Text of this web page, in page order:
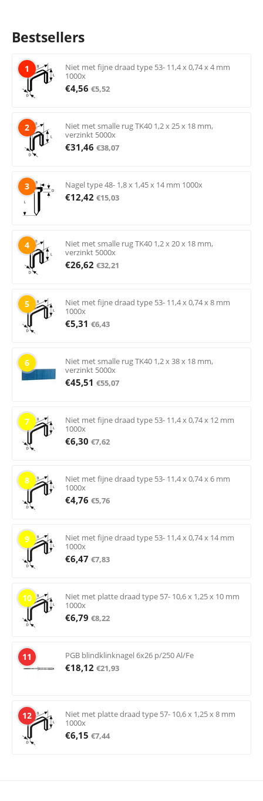
Bestsellers
1
Niet met fijne draad type 53- 11,4 x 0,74 x 4 mm
1000x
€4,56 €5,52
2
Niet met smalle rug TK40 1,2 x 25 x 18 mm,
verzinkt 5000x
€31,46 €38,07
3 Nagel type 48- 1,8 x 1,45 x 14 mm 1000x
€12,42 €15,03
4
Niet met smalle rug TK40 1,2 x 20 x 18 mm,
verzinkt 5000x
€26,62 €32,21
5
Niet met fijne draad type 53- 11,4 x 0,74 x 8 mm
1000x
€5,31 €6,43
6
Niet met smalle rug TK40 1,2 x 38 x 18 mm,
verzinkt 5000x
€45,51 €55,07
7
Niet met fijne draad type 53- 11,4 x 0,74 x 12 mm
1000x
€6,30 €7,62
8
Niet met fijne draad type 53- 11,4 x 0,74 x 6 mm
1000x
€4,76 €5,76
9
Niet met fijne draad type 53- 11,4 x 0,74 x 14 mm
1000x
€6,47 €7,83
10
Niet met platte draad type 57- 10,6 x 1,25 x 10 mm
1000x
€6,79 €8,22
11 PGB blindklinknagel 6x26 p/250 Al/Fe
€18,12 €21,93
12
Niet met platte draad type 57- 10,6 x 1,25 x 8 mm
1000x
€6,15 €7,44